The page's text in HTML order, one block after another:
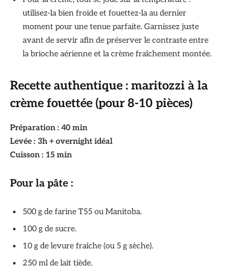
utilisez-la bien froide et fouettez-la au dernier
moment pour une tenue parfaite. Garnissez juste
avant de servir afin de préserver le contraste entre
la brioche aérienne et la crème fraîchement montée.
Recette authentique : maritozzi à la
crème fouettée (pour 8-10 pièces)
Préparation : 40 min
Levée : 3h + overnight idéal
Cuisson : 15 min
Pour la pâte :
500 g de farine T55 ou Manitoba.
100 g de sucre.
10 g de levure fraîche (ou 5 g sèche).
250 ml de lait tiède.